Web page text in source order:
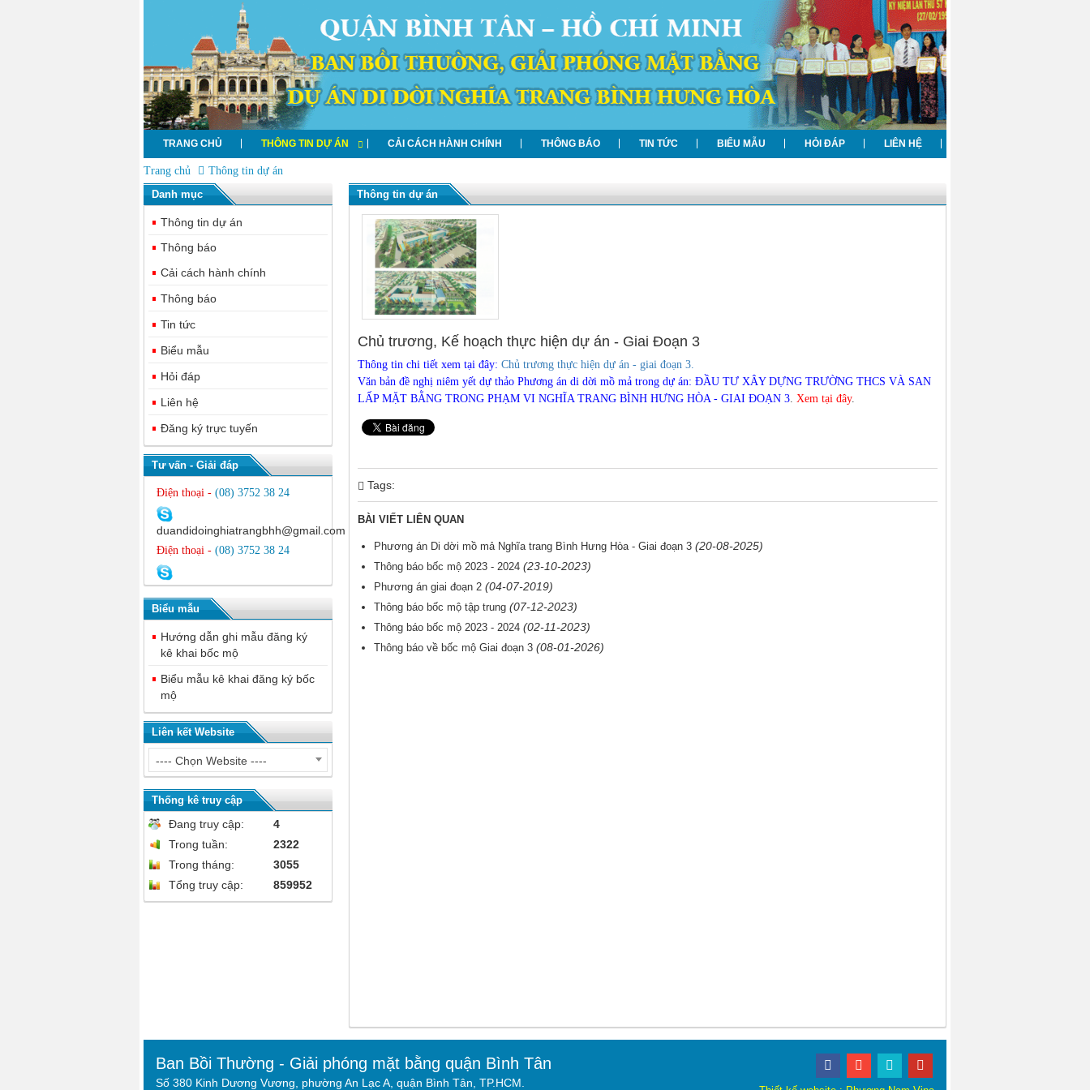
TRANG CHỦ THÔNG TIN DỰ ÁN CẢI CÁCH HÀNH CHÍNH THÔNG BÁO TIN TỨC BIỂU MẪU HỎI ĐÁP LIÊN HỆ
Trang chủ
Thông tin dự án
Danh mục
Thông tin dự án
Thông báo
Cải cách hành chính
Thông báo
Tin tức
Biểu mẫu
Hỏi đáp
Liên hệ
Đăng ký trực tuyến
Tư vấn - Giải đáp
Điện thoại - (08) 3752 38 24
duandidoinghiatrangbhh@gmail.com
Điện thoại - (08) 3752 38 24
Biểu mẫu
Hướng dẫn ghi mẫu đăng ký
kê khai bốc mộ
Biểu mẫu kê khai đăng ký bốc
mộ
Liên kết Website
---- Chọn Website ----
Thống kê truy cập
Đang truy cập:
4
Trong tuần:
2322
Trong tháng:
3055
Tổng truy cập:
859952
Thông tin dự án
Chủ trương, Kế hoạch thực hiện dự án - Giai Đoạn 3
Thông tin chi tiết xem tại đây: Chủ trương thực hiện dự án - giai đoạn 3.
Văn bản đề nghị niêm yết dự thảo Phương án di dời mồ mả trong dự án: ĐẦU TƯ XÂY DỰNG TRƯỜNG THCS VÀ SAN
LẤP MẶT BẰNG TRONG PHẠM VI NGHĨA TRANG BÌNH HƯNG HÒA - GIAI ĐOẠN 3. Xem tại đây.
Tags:
BÀI VIẾT LIÊN QUAN
Phương án Di dời mồ mả Nghĩa trang Bình Hưng Hòa - Giai đoạn 3(20-08-2025)
Thông báo bốc mộ 2023 - 2024(23-10-2023)
Phương án giai đoạn 2(04-07-2019)
Thông báo bốc mộ tập trung(07-12-2023)
Thông báo bốc mộ 2023 - 2024(02-11-2023)
Thông báo về bốc mộ Giai đoạn 3(08-01-2026)
Ban Bồi Thường - Giải phóng mặt bằng quận Bình Tân
Số 380 Kinh Dương Vương, phường An Lạc A, quận Bình Tân, TP.HCM.